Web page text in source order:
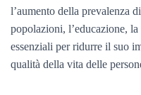
l’aumento della prevalenza
popolazioni, l’educazione,
essenziali per ridurre il suo
qualità della vita delle